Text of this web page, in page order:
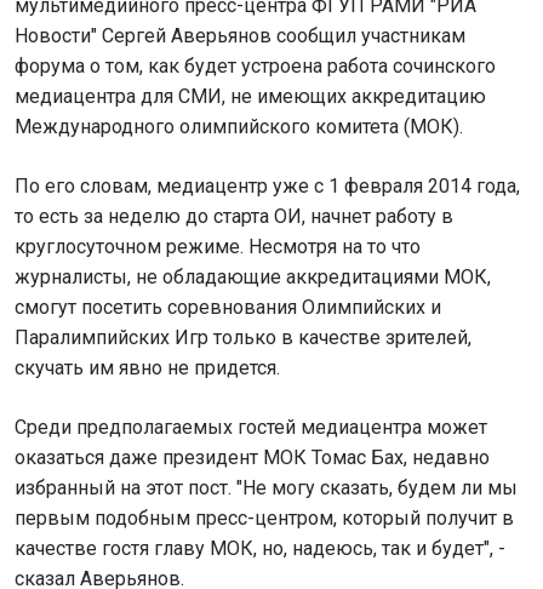
мультимедийного пресс-центра ФГУП РАМИ "РИА
Новости" Сергей Аверьянов сообщил участникам
форума о том, как будет устроена работа сочинского
медиацентра для СМИ, не имеющих аккредитацию
Международного олимпийского комитета (МОК).
По его словам, медиацентр уже с 1 февраля 2014 года,
то есть за неделю до старта ОИ, начнет работу в
круглосуточном режиме. Несмотря на то что
журналисты, не обладающие аккредитациями МОК,
смогут посетить соревнования Олимпийских и
Паралимпийских Игр только в качестве зрителей,
скучать им явно не придется.
Среди предполагаемых гостей медиацентра может
оказаться даже президент МОК Томас Бах, недавно
избранный на этот пост. "Не могу сказать, будем ли мы
первым подобным пресс-центром, который получит в
качестве гостя главу МОК, но, надеюсь, так и будет", -
сказал Аверьянов.